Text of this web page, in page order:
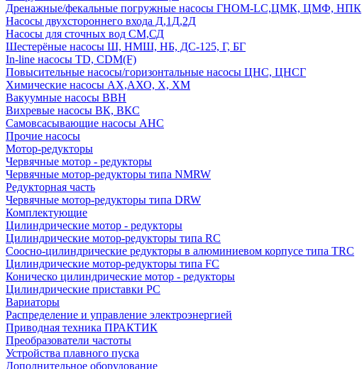
Дренажные/фекальные погружные насосы ГНОМ-LC,ЦМК, ЦМФ, НПК
Насосы двухстороннего входа Д,1Д,2Д
Насосы для сточных вод СМ,СД
Шестерёные насосы Ш, НМШ, НБ, ДС-125, Г, БГ
In-line насосы TD, CDM(F)
Повысительные насосы/горизонтальные насосы ЦНС, ЦНСГ
Химические насосы АХ,АХО, Х, ХМ
Вакуумные насосы ВВН
Вихревые насосы ВК, ВКС
Самовсасывающие насосы АНС
Прочие насосы
Мотор-редукторы
Червячные мотор - редукторы
Червячные мотор-редукторы типа NMRW
Редукторная часть
Червячные мотор-редукторы типа DRW
Комплектующие
Цилиндрические мотор - редукторы
Цилиндрические мотор-редукторы типа RC
Соосно-цилиндрические редукторы в алюминиевом корпусе типа TRC
Цилиндрические мотор-редукторы типа FC
Коническо цилиндрические мотор - редукторы
Цилиндрические приставки PC
Вариаторы
Распределение и управление электроэнергией
Приводная техника ПРАКТИК
Преобразователи частоты
Устройства плавного пуска
Дополнительное оборудование